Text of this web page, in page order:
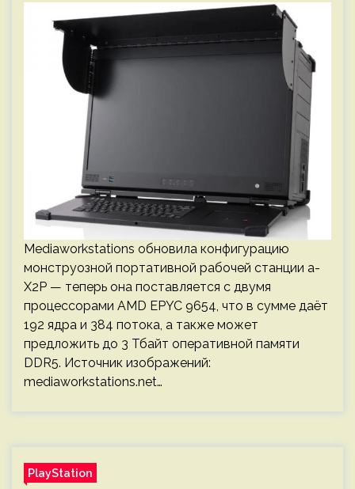
Mediaworkstations обновила конфигурацию
монструозной портативной рабочей станции a-
X2P — теперь она поставляется с двумя
процессорами AMD EPYC 9654, что в сумме даёт
192 ядра и 384 потока, а также может
предложить до 3 Тбайт оперативной памяти
DDR5. Источник изображений:
mediaworkstations.net…
PlayStation